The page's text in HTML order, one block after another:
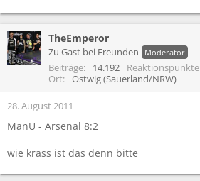
TheEmperor
Zu Gast bei Freunden Moderator
Beiträge 14.192 Reaktionspunkte
Ort
Ostwig (Sauerland/NRW)
28. August 2011
ManU - Arsenal 8:2
wie krass ist das denn bitte